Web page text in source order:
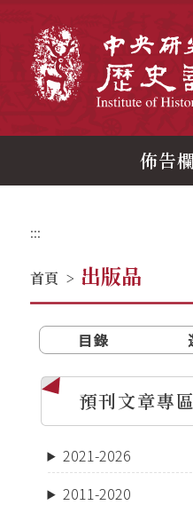
佈告
:::
首頁 > 出版品
目錄
預刊文章專區
2021-2026
2011-2020